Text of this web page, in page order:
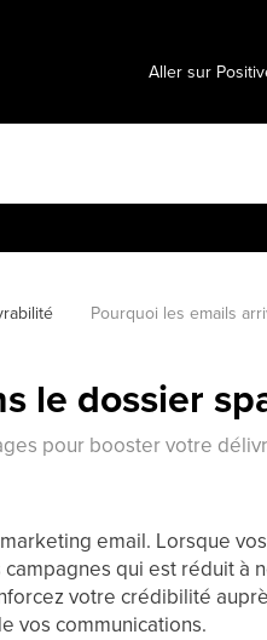
Aller sur
Pourquoi les emails
le dossier
pour booster votre
email. Lorsque
qui est réduit à
votre crédibilité
vos communications.